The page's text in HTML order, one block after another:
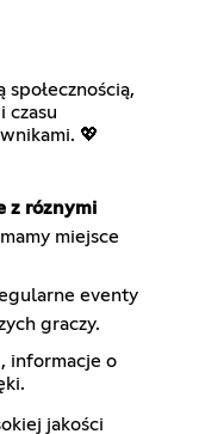
czasu
💖
z róznymi
miejsce
eventy
graczy.
informacje o
jakości